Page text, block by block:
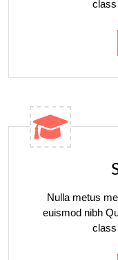
class
Nulla metus
euismod nibh
class